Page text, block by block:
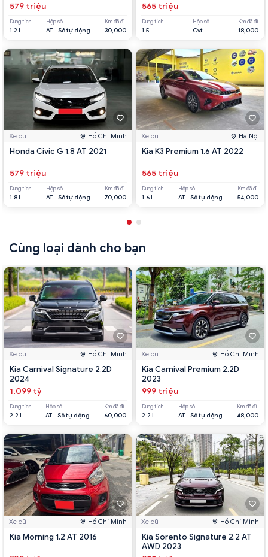
579 triệu
Dung tích
1.2 L
Hộp số
AT - Số tự động
Km đã đi
30,000
Xe cũ Hồ Chí Minh
Honda Civic G 1.8 AT 2021
579 triệu
Dung tích
1.8 L
Hộp số
AT - Số tự động
Km đã đi
70,000
565 triệu
Dung tích
1.5
Hộp số
Cvt
Km đã đi
18,000
Xe cũ Hà Nội
Kia K3 Premium 1.6 AT 2022
565 triệu
Dung tích
1.6 L
Hộp số
AT - Số tự động
Km đã đi
54,000
Cùng loại dành cho bạn
Xe cũ Hồ Chí Minh
Kia Carnival Signature 2.2D
2024
1.099 tỷ
Dung tích
2.2 L
Hộp số
AT - Số tự động
Km đã đi
60,000
Xe cũ Hồ Chí Minh
Kia Morning 1.2 AT 2016
Xe cũ Hồ Chí Minh
Kia Carnival Premium 2.2D
2023
999 triệu
Dung tích
2.2 L
Hộp số
AT - Số tự động
Km đã đi
48,000
Xe cũ Hồ Chí Minh
Kia Sorento Signature 2.2 AT
AWD 2023